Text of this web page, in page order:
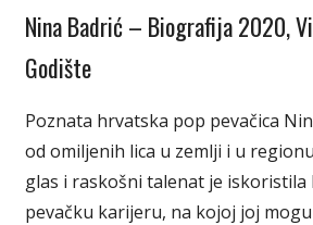
Nina Badrić – Biografija 2020,
Godište
Poznata hrvatska pop pevačica
od omiljenih lica u zemlji i u
glas i raskošni talenat je iskoristila
pevačku karijeru, na kojoj joj